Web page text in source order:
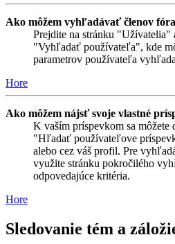
Ako môžem vyhľadávať členov
Prejdite na stránku "Užívatelia"
"Vyhľadať používateľa", kde
parametrov používateľa
Hore
Ako môžem nájsť svoje vlastné
K vaším príspevkom sa
"Hľadať používateľove
alebo cez váš profil. Pre
využite stránku pokročilého
odpovedajúce kritéria.
Hore
Sledovanie tém a